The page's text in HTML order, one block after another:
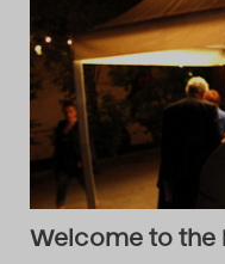
Welcome to the